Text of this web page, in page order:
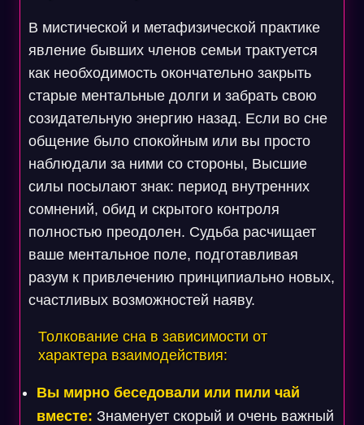
В мистической и метафизической практике
явление бывших членов семьи трактуется
как необходимость окончательно закрыть
старые ментальные долги и забрать свою
созидательную энергию назад. Если во сне
общение было спокойным или вы просто
наблюдали за ними со стороны, Высшие
силы посылают знак: период внутренних
сомнений, обид и скрытого контроля
полностью преодолен. Судьба расчищает
ваше ментальное поле, подготавливая
разум к привлечению принципиально новых,
счастливых возможностей наяву.
Толкование сна в зависимости от
характера взаимодействия:
Вы мирно беседовали или пили чай
вместе: Знаменует скорый и очень важный